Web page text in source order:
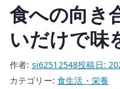
野
味
喜
食への向き
いだけで味
作者: si62512548投稿日:
カテゴリー:食生活・栄養